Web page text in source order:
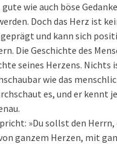
wie auch böse
Doch das Herz ist
und kann sich
Die Geschichte des
seines Herzens. Nichts
wie das
es, und er kennt
»Du sollst den
ganzem Herzen, mit